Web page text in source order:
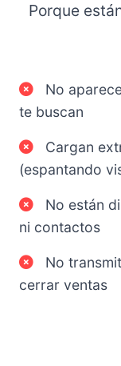
Porque
No
te buscan
Cargan
(espantando
No están
ni contactos
No
cerrar ventas